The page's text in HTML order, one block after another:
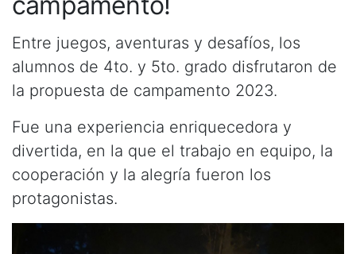
Entre juegos, aventuras y desafíos, los
alumnos de 4to. y 5to. grado disfrutaron de
la propuesta de campamento 2023.
Fue una experiencia enriquecedora y
divertida, en la que el trabajo en equipo, la
cooperación y la alegría fueron los
protagonistas.